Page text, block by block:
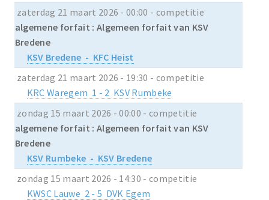
zaterdag 21 maart 2026 - 00:00 - competitie
algemene forfait : Algemeen forfait van KSV
Bredene
KSV Bredene - KFC Heist
zaterdag 21 maart 2026 - 19:30 - competitie
KRC Waregem 1 - 2 KSV Rumbeke
zondag 15 maart 2026 - 00:00 - competitie
algemene forfait : Algemeen forfait van KSV
Bredene
KSV Rumbeke - KSV Bredene
zondag 15 maart 2026 - 14:30 - competitie
KWSC Lauwe 2 - 5 DVK Egem